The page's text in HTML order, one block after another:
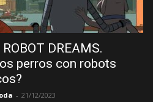
DREAMS.
perros con robots
- 21/12/2023